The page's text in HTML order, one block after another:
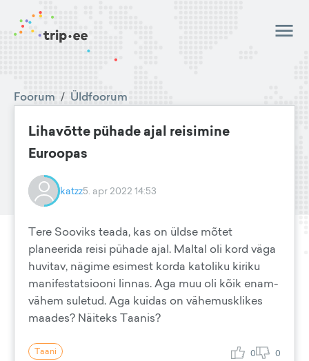
Foorum / Üldfoorum
Lihavõtte pühade ajal reisimine
Euroopas
katzz5. apr 2022 14:53
Tere Sooviks teada, kas on üldse mõtet
planeerida reisi pühade ajal. Maltal oli kord väga
huvitav, nägime esimest korda katoliku kiriku
manifestatsiooni linnas. Aga muu oli kõik enam-
vähem suletud. Aga kuidas on vähemusklikes
maades? Näiteks Taanis?
Taani 0 0